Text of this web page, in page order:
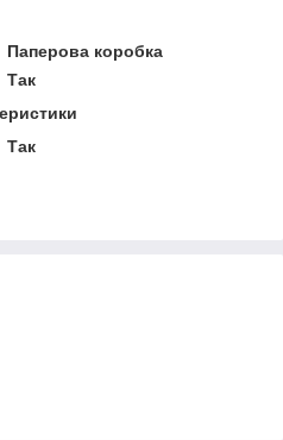
Паперова коробка
Так
Так